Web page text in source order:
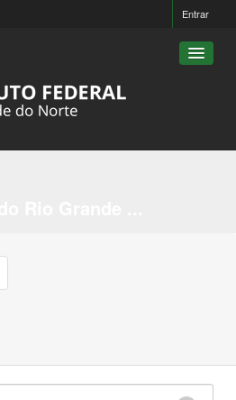
Entrar